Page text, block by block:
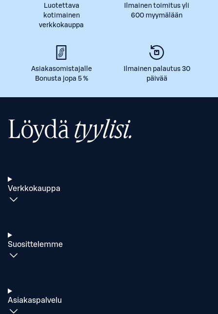
Luotettava
kotimainen
verkkokauppa
Ilmainen toimitus yli
600 myymälään
Asiakasomistajalle
Bonusta jopa 5 %
Ilmainen palautus 30
päivää
Löydätyylisi.
Verkkokauppa
Suosittelemme
Asiakaspalvelu